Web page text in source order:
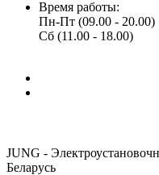
Время работы:
Пн-Пт (09.00 - 20.00)
Сб (11.00 - 18.00)
JUNG -
Беларусь